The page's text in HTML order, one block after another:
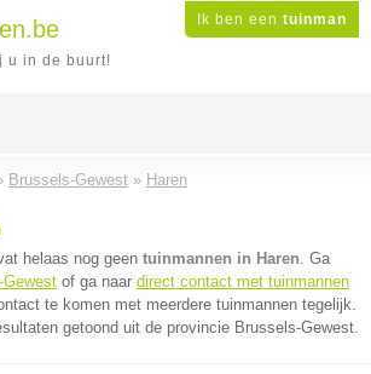
Ik ben een tuinman
u in de buurt!
Brussels-Gewest » Haren
helaas nog geen tuinmannen in Haren. Ga
of ga naar direct contact met tuinmannen
te komen met meerdere tuinmannen tegelijk.
getoond uit de provincie Brussels-Gewest.